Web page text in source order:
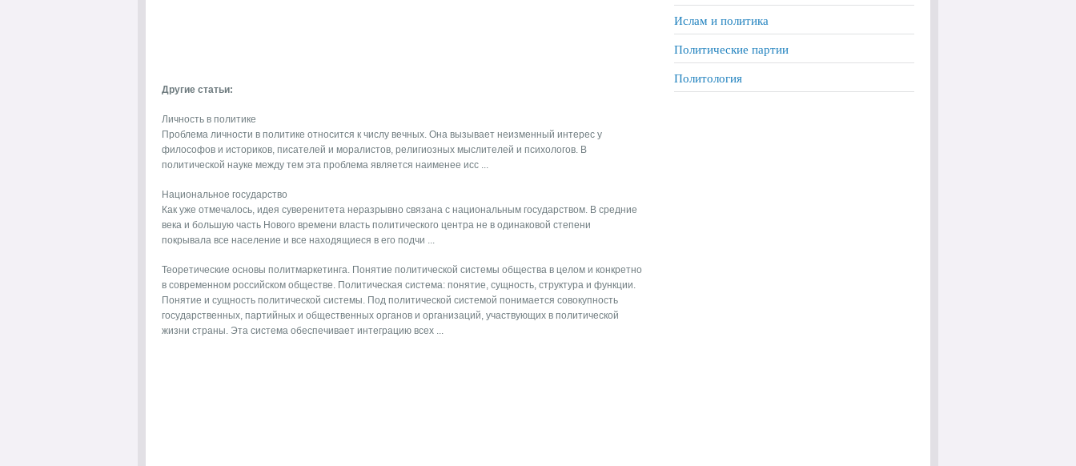
Другие статьи:
Личность в политике
Проблема личности в политике относится к числу вечных. Она вызывает неизменный интерес у
философов и историков, писателей и моралистов, религиозных мыслителей и психологов. В
политической науке между тем эта проблема является наименее исс ...
Национальное государство
Как уже отмечалось, идея суверенитета неразрывно связана с национальным государством. В средние
века и большую часть Нового времени власть политического центра не в одинаковой сте­пени
покрывала все население и все находящиеся в его подчи ...
Теоретические основы политмаркетинга. Понятие политической системы общества в целом и конкретно
в современном российском обществе. Политическая система: понятие, сущность, структура и функции.
Понятие и сущность политической системы. Под политической системой понимается совокупность
государственных, партийных и общественных органов и организаций, участвующих в политической
жизни страны. Эта система обеспечивает интеграцию всех ...
Ислам и политика
Политические партии
Политология